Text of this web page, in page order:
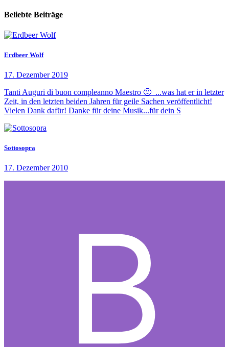
Beliebte Beiträge
Erdbeer Wolf
17. Dezember 2019
Tanti Auguri di buon compleanno Maestro 🙂 ...was hat er in letzter
Zeit, in den letzten beiden Jahren für geile Sachen veröffentlicht!
Vielen Dank dafür! Danke für deine Musik...für dein S
Sottosopra
17. Dezember 2010